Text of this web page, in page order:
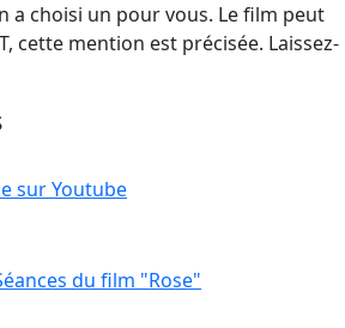
a choisi un pour vous. Le film peut
cette mention est précisée. Laissez-
sur Youtube
du film "Rose"